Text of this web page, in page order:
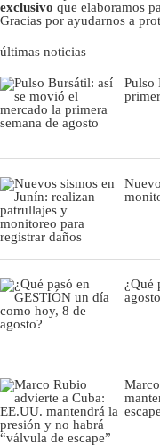
exclusivo que elaboramos
Gracias por ayudarnos a
últimas noticias
Pulso
¿Qué